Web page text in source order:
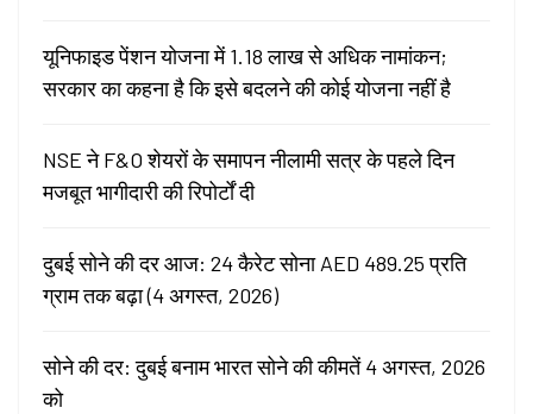
यूनिफाइड पेंशन योजना में 1.18 लाख से अधिक नामांकन;
सरकार का कहना है कि इसे बदलने की कोई योजना नहीं है
NSE ने F&O शेयरों के समापन नीलामी सत्र के पहले दिन
मजबूत भागीदारी की रिपोर्टों दी
दुबई सोने की दर आज: 24 कैरेट सोना AED 489.25 प्रति
ग्राम तक बढ़ा (4 अगस्त, 2026)
सोने की दर: दुबई बनाम भारत सोने की कीमतें 4 अगस्त, 2026
को